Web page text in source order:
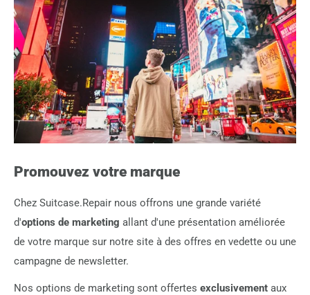
Promouvez votre marque
Chez Suitcase.Repair nous offrons une grande variété
d'options de marketing allant d'une présentation améliorée
de votre marque sur notre site à des offres en vedette ou une
campagne de newsletter.
Nos options de marketing sont offertes exclusivement aux